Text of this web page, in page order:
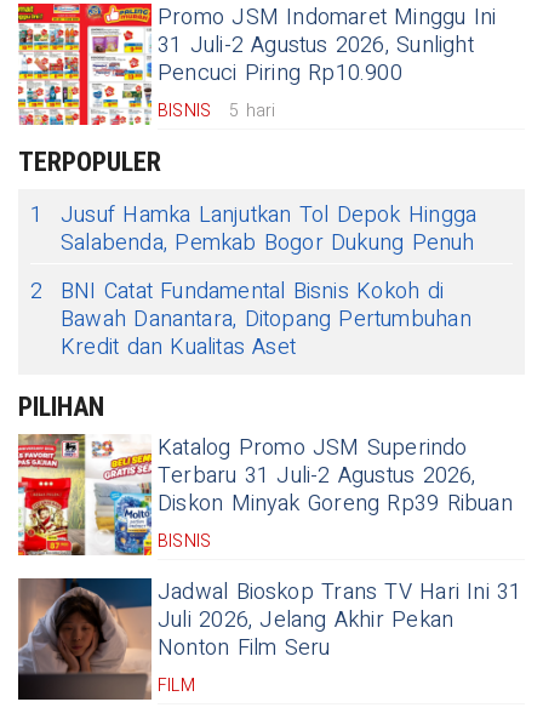
Promo JSM Indomaret Minggu Ini
31 Juli-2 Agustus 2026, Sunlight
Pencuci Piring Rp10.900
BISNIS 5 hari
TERPOPULER
1
Jusuf Hamka Lanjutkan Tol Depok Hingga
Salabenda, Pemkab Bogor Dukung Penuh
2
BNI Catat Fundamental Bisnis Kokoh di
Bawah Danantara, Ditopang Pertumbuhan
Kredit dan Kualitas Aset
PILIHAN
Katalog Promo JSM Superindo
Terbaru 31 Juli-2 Agustus 2026,
Diskon Minyak Goreng Rp39 Ribuan
BISNIS
Jadwal Bioskop Trans TV Hari Ini 31
Juli 2026, Jelang Akhir Pekan
Nonton Film Seru
FILM